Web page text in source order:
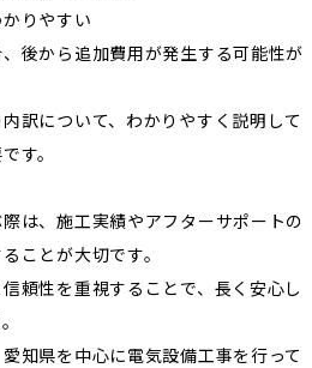
りやすい
後から追加費用が発生する可能性が
訳について、わかりやすく説明して
す。
は、施工実績やアフターサポートの
ことが大切です。
頼性を重視することで、長く安心し
知県を中心に電気設備工事を行って